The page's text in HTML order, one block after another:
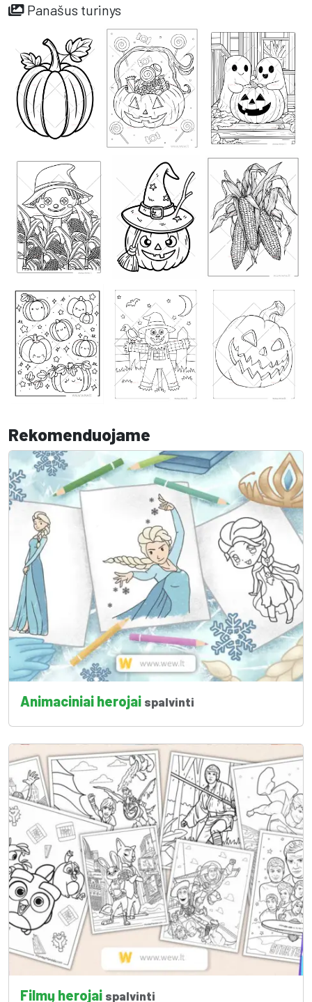
Panašus turinys
Rekomenduojame
Animaciniai herojai spalvinti
Filmų herojai spalvinti